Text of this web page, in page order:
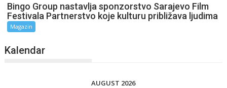
Bingo Group nastavlja sponzorstvo Sarajevo Film
Festivala Partnerstvo koje kulturu približava ljudima
Magazin
Kalendar
AUGUST 2026